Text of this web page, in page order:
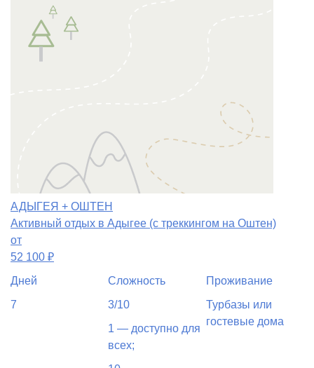
АДЫГЕЯ + ОШТЕН
Активный отдых в Адыгее (с треккингом на Оштен)
от
52 100 ₽
Дней
7
Сложность
3/10
1 — доступно для
всех;
Проживание
Турбазы или
гостевые дома